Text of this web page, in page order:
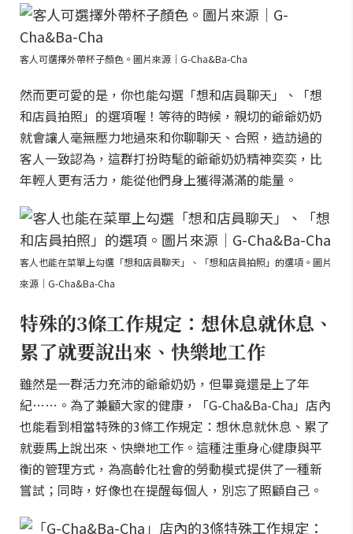
客人可選擇外帶杯子顏色。圖片來源｜G-Cha&Ba-Cha
然而更可愛的是，你也能勾選「想和店員聊天」、「想
和店員拍照」的選項喔！等待的時候，親切的爺爺奶奶
就會讓人毫無壓力地過來和你聊聊天、合照，造訪過的
客人一致認為，這群打扮時髦的爺爺奶奶精神奕奕，比
年輕人更有活力，能從他們身上獲得滿滿的能量。
客人也能在菜單上勾選「想和店員聊天」、「想和店員拍照」的選項。圖片
來源｜G-Cha&Ba-Cha
特殊的3條工作規定：想休息就休息、
累了就要說出來、快樂地工作
雖然是一群活力充沛的爺爺奶奶，但畢竟還是上了年
紀……。為了兼顧大家的健康，「G-Cha&Ba-Cha」店內
也能看到相當特殊的3條工作規定：想休息就休息、累了
就要馬上說出來、快樂地工作。這種注重身心健康與平
衡的管理方式，為高齡化社會的勞動模式提供了一種新
嘗試；同時，好像也在提醒每個人，別忘了照顧自己。